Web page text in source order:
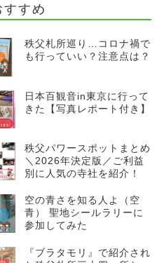
すめ
秩父札所巡り…コロナ禍で
も行っていい？注意点は？
日本百観音in東京に行って
きた【写真レポート付き】
秩父パワースポットまとめ
＼2026年決定版／ご利益
別に人気の寺社を紹介！
空の青さを知る人よ（空
青） 聖地シールラリーに
参加してみた
『ブラタモリ』で紹介され